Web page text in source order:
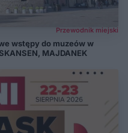
Przewodnik miejski
wstępy do muzeów w
MAJDANEK